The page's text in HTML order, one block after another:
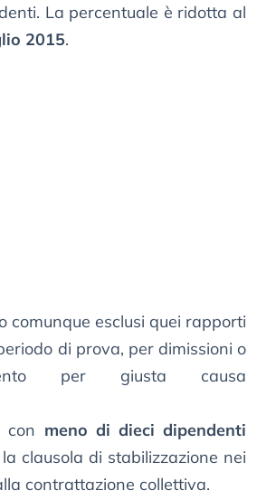
La percentuale è ridotta al
2015.
comunque esclusi quei rapporti
di prova, per dimissioni o
per giusta causa
con meno di dieci dipendenti
clausola di stabilizzazione nei
contrattazione collettiva.